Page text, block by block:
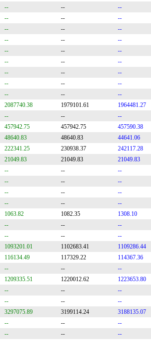
-- -- --
-- -- --
-- -- --
-- -- --
-- -- --
-- -- --
-- -- --
-- -- --
-- -- --
2087740.38 1979101.61 1964481.27
-- -- --
457942.75 457942.75 457590.38
48640.83 48640.83 44641.06
222341.25 230938.37 242117.28
21049.83 21049.83 21049.83
-- -- --
-- -- --
-- -- --
-- -- --
1063.82 1082.35 1308.10
-- -- --
-- -- --
1093201.01 1102683.41 1109286.44
116134.49 117329.22 114367.36
-- -- --
1209335.51 1220012.62 1223653.80
-- -- --
-- -- --
3297075.89 3199114.24 3188135.07
-- -- --
-- -- --